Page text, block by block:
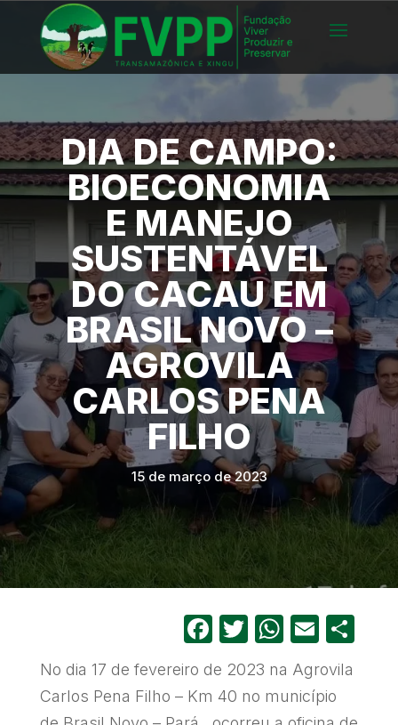
DIA DE CAMPO:
BIOECONOMIA
E MANEJO
SUSTENTÁVEL
DO CACAU EM
BRASIL NOVO –
AGROVILA
CARLOS PENA
FILHO
15 de março de 2023
Facebook
TwitterEmail
No dia 17 de fevereiro de 2023 na Agrovila
Carlos Pena Filho – Km 40 no município